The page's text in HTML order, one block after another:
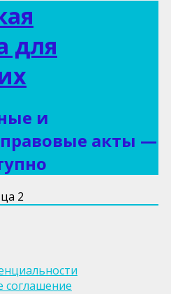
для
и
акты —
2
соглашение